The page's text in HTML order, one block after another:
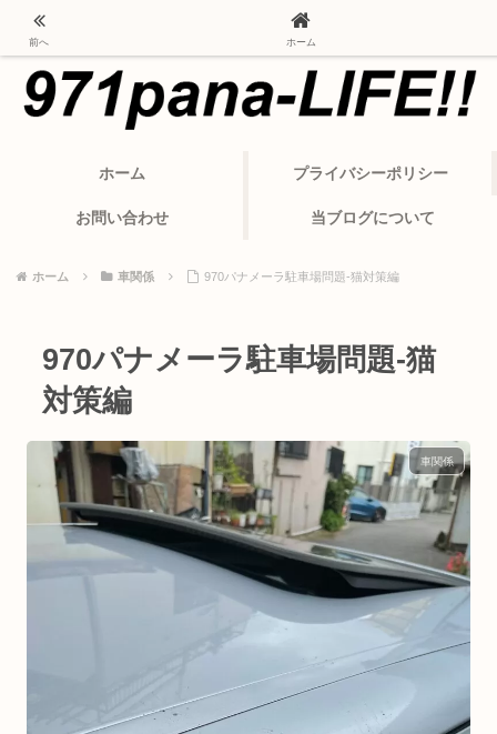
ポルシェ・パナメーラから変わったカーライフ
ホーム プライバシーポリシー
お問い合わせ 当ブログについて
ホーム 車関係 970パナメーラ駐車場問題-猫対策編
970パナメーラ駐車場問題-猫
対策編
車関係
前へ ホーム